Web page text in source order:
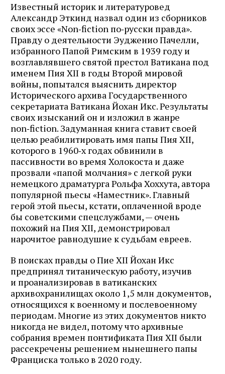
Известный историк и литературовед
Александр Эткинд назвал один из сборников
своих эссе «Non‑fiction по‑русски правда».
Правду о деятельности Эудженио Пачелли,
избранного Папой Римским в 1939 году и
возглавлявшего святой престол Ватикана под
именем Пия XII в годы Второй мировой
войны, попытался выяснить директор
Исторического архива Государственного
секретариата Ватикана Йохан Икс. Результаты
своих изысканий он и изложил в жанре
non‑fiction. Задуманная книга ставит своей
целью реабилитировать имя папы Пия XII,
которого в 1960‑х годах обвинили в
пассивности во время Холокоста и даже
прозвали «папой молчания» с легкой руки
немецкого драматурга Рольфа Хоххута, автора
популярной пьесы «Наместник». Главный
герой этой пьесы, кстати, оплаченной вроде
бы советскими спецслужбами, — очень
похожий на Пия XII, демонстрировал
нарочитое равнодушие к судьбам евреев.
В поисках правды о Пие XII Йохан Икс
предпринял титаническую работу, изучив
и проанализировав в ватиканских
архивохранилищах около 1,5 млн документов,
относящихся к военному и послевоенному
периодам. Многие из этих документов никто
никогда не видел, потому что архивные
собрания времен понтификата Пия XII были
рассекречены решением нынешнего папы
Франциска только в 2020 году.